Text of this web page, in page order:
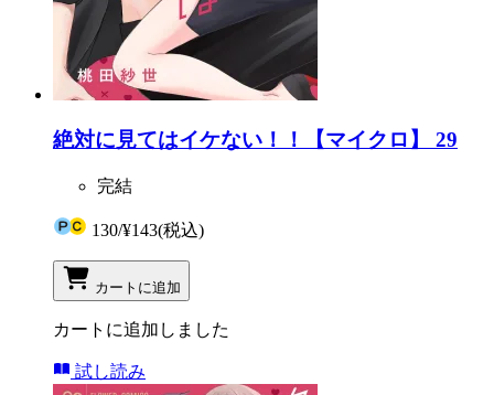
絶対に見てはイケない！！【マイクロ】 29
完結
130/¥143(税込)
カートに追加
カートに追加しました
試し読み